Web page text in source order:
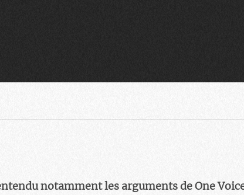
notamment les arguments de One